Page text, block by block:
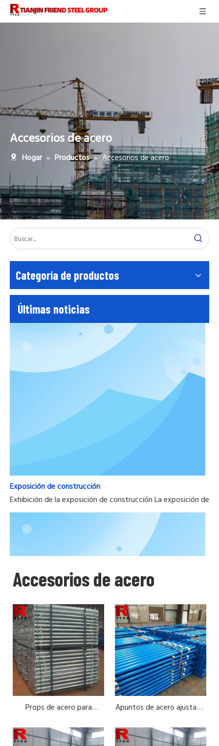
Accesorios de acero
Hogar » Productos » Accesorios de acero
Categoría de productos
Últimas noticias
Prueba de aplanado del tubo de andamio EN39
El tubo de andamio EN39 aplanado Testen39 El tubo de
Exposición de construcción
Exhibición de la exposición de construcción La exposición de
La carga de tubo cuadrado cuadrado y el tubo rectangular
Accesorios de acero
Props de acero para
Apuntos de acero ajustable
apuntalamiento